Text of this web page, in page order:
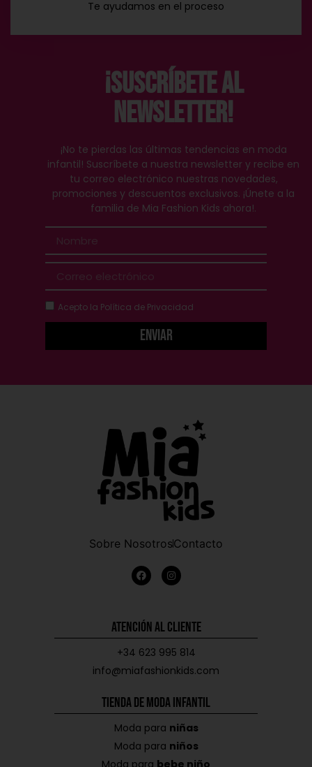
Te ayudamos en el proceso
¡Suscríbete al
Newsletter!
¡No te pierdas las últimas tendencias en moda
infantil! Suscríbete a nuestra newsletter y recibe en
tu correo electrónico nuestras novedades,
promociones y descuentos exclusivos. ¡Únete a la
familia de Mia Fashion Kids ahora!.
Acepto la Política de Privacidad
Enviar
Sobre NosotrosContacto
Atención al Cliente
+34 623 995 814
info@miafashionkids.com
Tienda de Moda Infantil
Moda para niñas
Moda para niños
Moda para bebe niño